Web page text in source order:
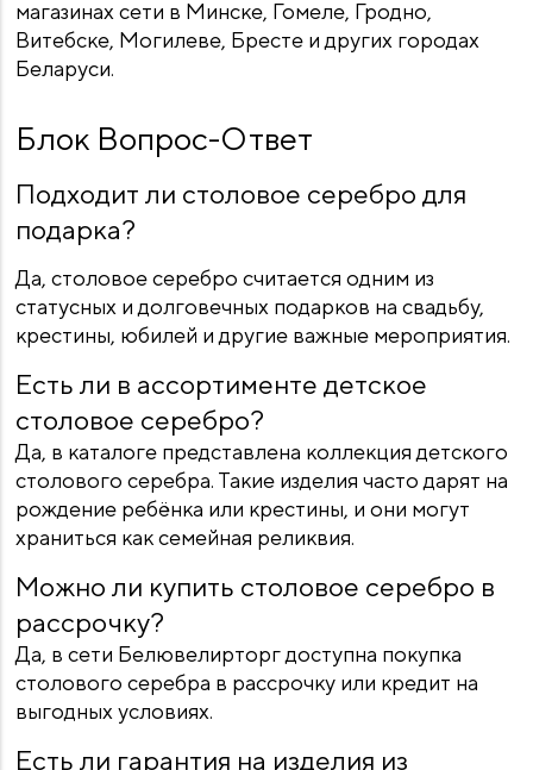
магазинах сети в Минске, Гомеле, Гродно,
Витебске, Могилеве, Бресте и других городах
Беларуси.
Блок Вопрос-Ответ
Подходит ли столовое серебро для
подарка?
Да, столовое серебро считается одним из
статусных и долговечных подарков на свадьбу,
крестины, юбилей и другие важные мероприятия.
Есть ли в ассортименте детское
столовое серебро?
Да, в каталоге представлена коллекция детского
столового серебра. Такие изделия часто дарят на
рождение ребёнка или крестины, и они могут
храниться как семейная реликвия.
Можно ли купить столовое серебро в
рассрочку?
Да, в сети Белювелирторг доступна покупка
столового серебра в рассрочку или кредит на
выгодных условиях.
Есть ли гарантия на изделия из